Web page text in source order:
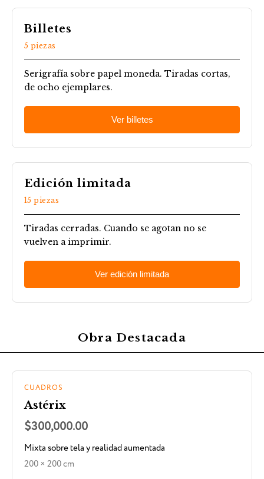
Billetes
5 piezas
Serigrafía sobre papel moneda. Tiradas cortas,
de ocho ejemplares.
Ver billetes
Edición limitada
15 piezas
Tiradas cerradas. Cuando se agotan no se
vuelven a imprimir.
Ver edición limitada
Obra Destacada
CUADROS
Astérix
$300,000.00
Mixta sobre tela y realidad aumentada
200 × 200 cm